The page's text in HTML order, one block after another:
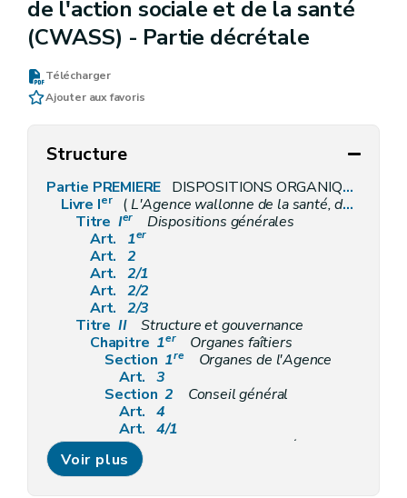
de l'action sociale et de la santé
(CWASS) - Partie décrétale
Télécharger
Ajouter aux favoris
Structure
Partie PREMIERE DISPOSITIONS ORGANIQUES
Livre Ier (L'Agence wallonne de la santé, de la protection sociale, du handicap et des familles
Titre Ier
Dispositions générales
Art.
1er
Art. 2
Art. 2/1
Art. 2/2
Art. 2/3
Titre II
Structure et gouvernance
Chapitre 1er
Organes faîtiers
Section 1re
Organes de l'Agence
Art. 3
Section2
Conseil général
Art. 4
Art. 4/1
Section
Conseil de stratégie et de prospective
Art.
Art.
Voir plus